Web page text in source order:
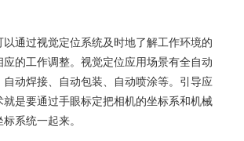
通过视觉定位系统及时地了解工作环境的
的工作调整。视觉定位应用场景有全自动
动焊接、自动包装、自动喷涂等。引导应
是要通过手眼标定把相机的坐标系和机械
系统一起来。